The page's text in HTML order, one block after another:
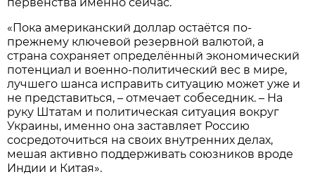
«Пока американский доллар остаётся по-
прежнему ключевой резервной валютой, а
страна сохраняет определённый экономический
потенциал и военно-политический вес в мире,
лучшего шанса исправить ситуацию может уже и
не представиться, – отмечает собеседник. – На
руку Штатам и политическая ситуация вокруг
Украины, именно она заставляет Россию
сосредоточиться на своих внутренних делах,
мешая активно поддерживать союзников вроде
Индии и Китая».